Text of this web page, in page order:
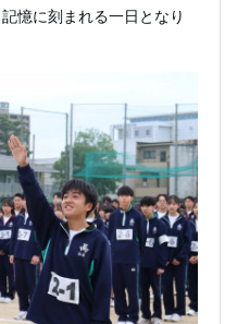
憶に刻まれる一日となり